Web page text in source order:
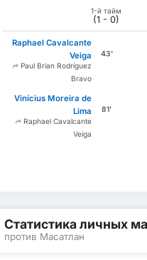
1-й тайм
(1 - 0)
Raphael Cavalcante
Veiga
Paul Brian Rodríguez
Bravo
43'
Vinícius Moreira de
Lima
Raphael Cavalcante
Veiga
81'
Статистика личных
против Масатлан